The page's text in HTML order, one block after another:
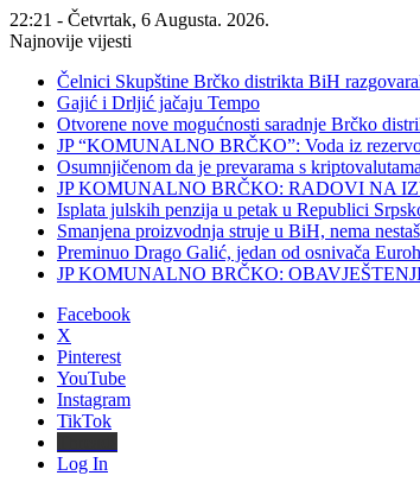
22:21 - Četvrtak, 6 Augusta. 2026.
Najnovije vijesti
Čelnici Skupštine Brčko distrikta BiH
Gajić i Drljić jačaju Tempo
Otvorene nove mogućnosti saradnje Brčko
JP “KOMUNALNO BRČKO”: Voda iz
Osumnjičenom da je prevarama s
JP KOMUNALNO BRČKO: RADOVI NA
Isplata julskih penzija u petak u Republici
Smanjena proizvodnja struje u BiH, nema
Preminuo Drago Galić, jedan od osnivača
JP KOMUNALNO BRČKO:
Facebook
X
Pinterest
YouTube
Instagram
TikTok
Log In